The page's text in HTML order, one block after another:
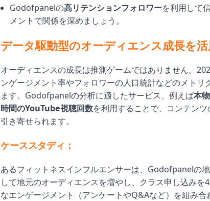
Godofpanelの高リテンションフォロワーを利用して
メントで関係を深めましょう。
データ駆動型のオーディエンス成長を
オーディエンスの成長は推測ゲームではありません。
ンゲージメント率やフォロワーの人口統計などのメトリ
ます。Godofpanelの分析に適したサービス、例えば本
時間のYouTube視聴回数を利用することで、コンテン
引き寄せられます。
ケーススタディ：
あるフィットネスインフルエンサーは、Godofpanelの
して地元のオーディエンスを増やし、クラス申し込み
なエンゲージメント（アンケートやQ&Aなど）を組み合